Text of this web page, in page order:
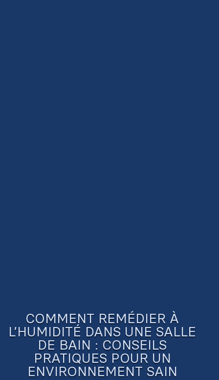
COMMENT REMÉDIER À
L’HUMIDITÉ DANS UNE SALLE
DE BAIN : CONSEILS
PRATIQUES POUR UN
ENVIRONNEMENT SAIN